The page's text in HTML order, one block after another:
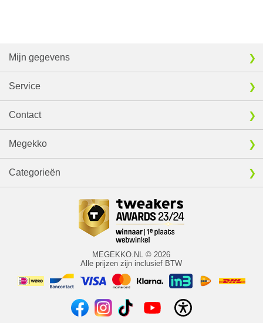
Mijn gegevens
Service
Contact
Megekko
Categorieën
MEGEKKO.NL © 2026
Alle prijzen zijn inclusief BTW